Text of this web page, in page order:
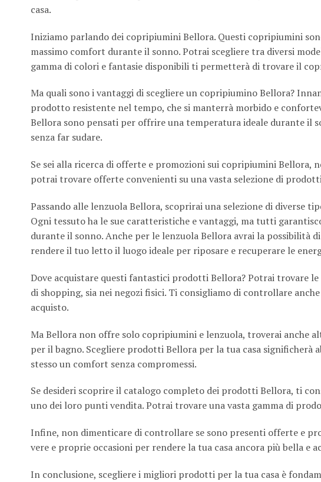
casa.
Iniziamo parlando dei copripiumini Bellora. Questi copripiumini
massimo comfort durante il sonno. Potrai scegliere tra diversi
gamma di colori e fantasie disponibili ti permetterà di trovare il
Ma quali sono i vantaggi di scegliere un copripiumino Bellora?
prodotto resistente nel tempo, che si manterrà morbido e
Bellora sono pensati per offrire una temperatura ideale durante il
senza far sudare.
Se sei alla ricerca di offerte e promozioni sui copripiumini Bellora,
potrai trovare offerte convenienti su una vasta selezione di
Passando alle lenzuola Bellora, scoprirai una selezione di diverse
Ogni tessuto ha le sue caratteristiche e vantaggi, ma tutti
durante il sonno. Anche per le lenzuola Bellora avrai la
rendere il tuo letto il luogo ideale per riposare e recuperare le
Dove acquistare questi fantastici prodotti Bellora? Potrai trovare
di shopping, sia nei negozi fisici. Ti consigliamo di controllare
acquisto.
Ma Bellora non offre solo copripiumini e lenzuola, troverai anche
per il bagno. Scegliere prodotti Bellora per la tua casa significherà
stesso un comfort senza compromessi.
Se desideri scoprire il catalogo completo dei prodotti Bellora, ti
uno dei loro punti vendita. Potrai trovare una vasta gamma di
Infine, non dimenticare di controllare se sono presenti offerte e
vere e proprie occasioni per rendere la tua casa ancora più bella e
In conclusione, scegliere i migliori prodotti per la tua casa è